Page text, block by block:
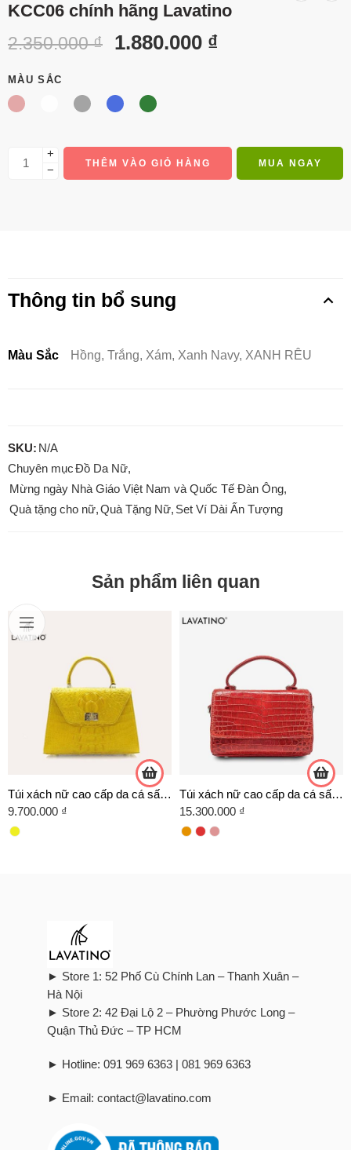
KCC06 chính hãng Lavatino
2.350.000₫ 1.880.000 ₫
MÀU SẮC
+
−
THÊM VÀO GIỎ HÀNG MUA NGAY
Thông tin bổ sung
Màu Sắc Hồng, Trắng, Xám, Xanh Navy, XANH RÊU
SKU: N/A
Chuyên mụcĐồ Da Nữ,
Mừng ngày Nhà Giáo Việt Nam và Quốc Tế Đàn Ông,
Quà tặng cho nữ,Quà Tặng Nữ, Set Ví Dài Ấn Tượng
Sản phẩm liên quan
Túi xách nữ cao cấp da cá sấu HSF13
9.700.000 ₫
Túi xách nữ cao cấp da cá sấu trơn mã HSF27
15.300.000 ₫
► Store 1: 52 Phố Cù Chính Lan – Thanh Xuân –
Hà Nội
► Store 2: 42 Đại Lộ 2 – Phường Phước Long –
Quận Thủ Đức – TP HCM
► Hotline: 091 969 6363 | 081 969 6363
► Email: contact@lavatino.com